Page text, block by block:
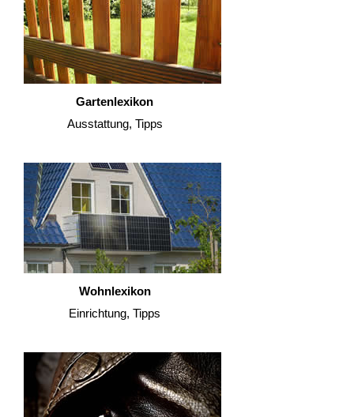
Gartenlexikon
Ausstattung, Tipps
Wohnlexikon
Einrichtung, Tipps